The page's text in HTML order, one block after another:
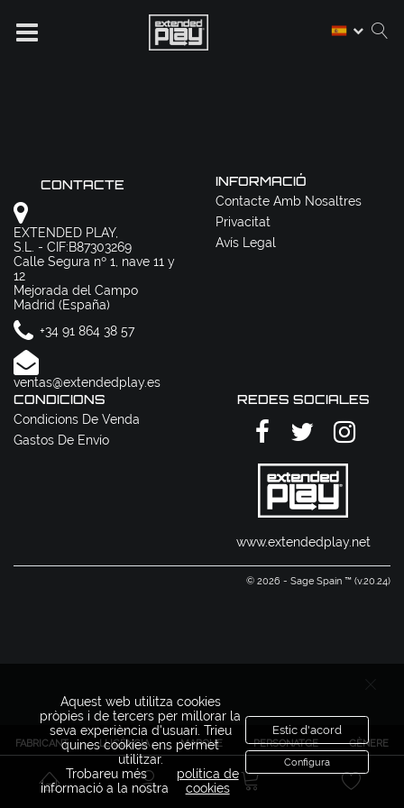
FABRICANT LLICÈNCIA MARQUE PERSONATGE GÈNERE
CONTACTE
EXTENDED PLAY,
S.L. - CIF:B87303269
Calle Segura nº 1, nave 11 y
12
Mejorada del Campo
Madrid (España)
+34 91 864 38 57
ventas@extendedplay.es
INFORMACIÓ
Contacte Amb Nosaltres
Privacitat
Avís Legal
CONDICIONS
Condicions De Venda
Gastos De Envío
REDES SOCIALES
www.extendedplay.net
© 2026 - Sage Spain ™ (v.20.24)
Aquest web utilitza cookies
pròpies i de tercers per millorar la
seva experiència d'usuari. Trieu
quines cookies ens permet
utilitzar.
Trobareu més
informació a la nostra
política de
cookies
Estic d'acord
Configura